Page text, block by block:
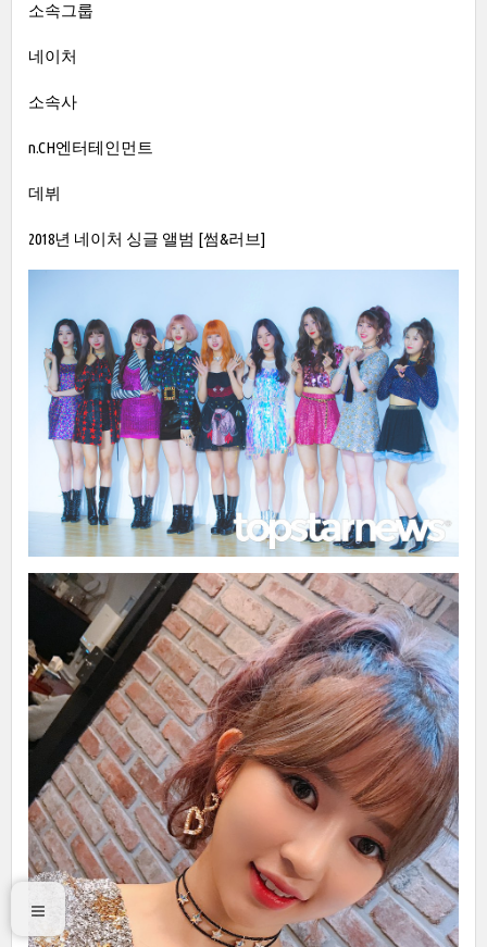
소속그룹
네이처
소속사
n.CH엔터테인먼트
데뷔
2018년 네이처 싱글 앨범 [썸&러브]